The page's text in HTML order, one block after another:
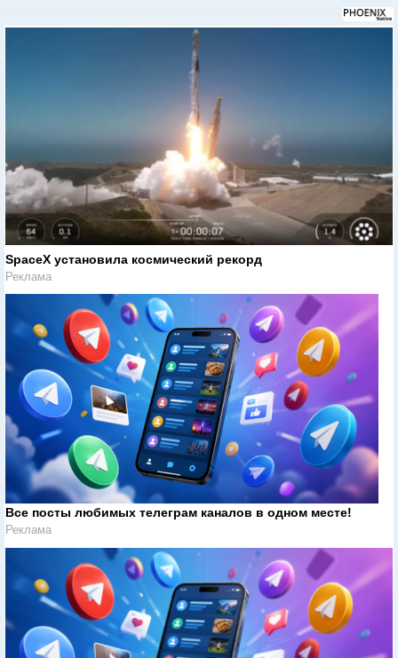
SpaceX установила космический рекорд
Реклама
Все посты любимых телеграм каналов в одном месте!
Реклама